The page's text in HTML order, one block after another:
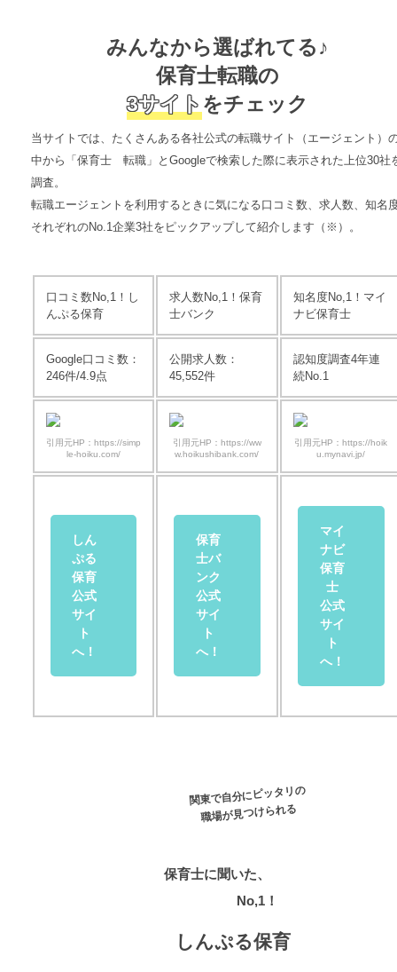
みんなから選ばれてる♪
保育士転職の
3サイト をチェック
当サイトでは、たくさんある各社公式の転職サイト（エージェント）
中から「保育士 転職」とGoogleで検索した際に表示された上位30社
調査。
転職エージェントを利用するときに気になる口コミ数、求人数、知名
それぞれのNo.1企業3社をピックアップして紹介 します（※）。
口コミ数No,1！ し
んぷる保育
求人数No,1！ 保育
士バンク
知名度No,1！ マイ
ナビ保育士
Google口コミ数：
246件/4.9点
公開求人数：
45,552件
認知度調査4年連
続No.1
引用元HP：https://simp
le-hoiku.com/
引用元HP：https://ww
w.hoikushibank.com/
引用元HP：https://hoik
u.mynavi.jp/
しん
ぷる
保育
公式
サイ
ト
へ！
保育
士バ
ンク
公式
サイ
ト
へ！
マイ
ナビ
保育
士
公式
サイ
ト
へ！
関東で自分にピッタリの
職場が見つけられる
保育士に聞いた、
No,1！
しんぷる保育